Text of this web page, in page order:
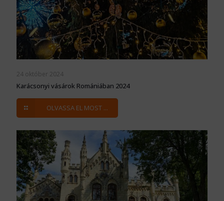
24 október 2024
Karácsonyi vásárok Romániában 2024
OLVASSA EL MOST ...